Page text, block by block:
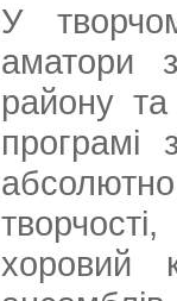
У
аматори
району
програмі
хоровий